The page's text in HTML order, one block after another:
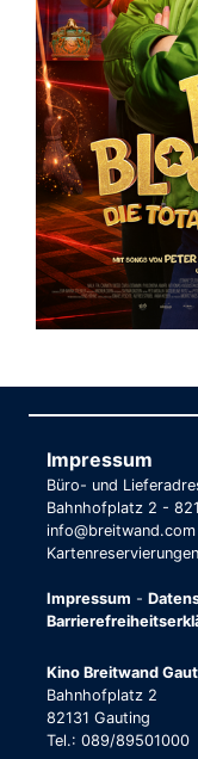
Impressum
Büro- und
Bahnhofplatz 2 -
Impressum -
Kino Breitwand
Bahnhofplatz 2
82131 Gauting
Tel.: 089/89501000